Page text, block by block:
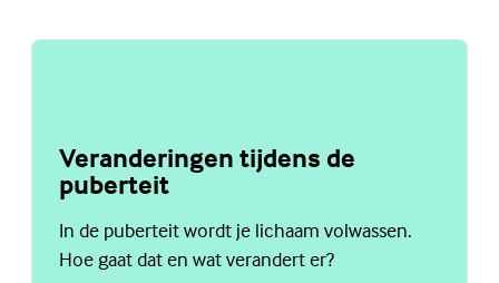
Veranderingen tijdens de
puberteit
In de puberteit wordt je lichaam volwassen.
Hoe gaat dat en wat verandert er?